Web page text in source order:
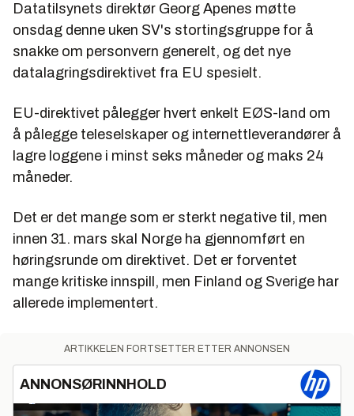
Datatilsynets direktør Georg Apenes møtte
onsdag denne uken SV's stortingsgruppe for å
snakke om personvern generelt, og det nye
datalagringsdirektivet fra EU spesielt.
EU-direktivet pålegger hvert enkelt EØS-land om
å pålegge teleselskaper og internettleverandører å
lagre loggene i minst seks måneder og maks 24
måneder.
Det er det mange som er sterkt negative til, men
innen 31. mars skal Norge ha gjennomført en
høringsrunde om direktivet. Det er forventet
mange kritiske innspill, men Finland og Sverige har
allerede implementert.
ARTIKKELEN FORTSETTER ETTER ANNONSEN
ANNONSØRINNHOLD